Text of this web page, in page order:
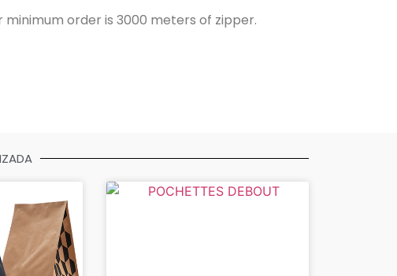
order is 3000 meters of zipper.